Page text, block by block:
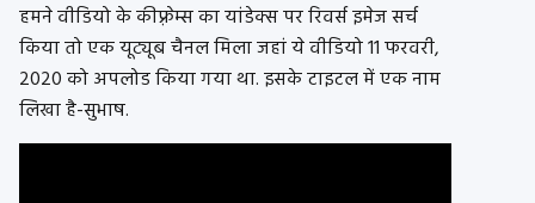
हमने वीडियो के कीफ़्रेम्स का यांडेक्स पर रिवर्स इमेज सर्च
किया तो एक यूट्यूब चैनल मिला जहां ये वीडियो 11 फरवरी,
2020 को अपलोड किया गया था. इसके टाइटल में एक नाम
लिखा है-सुभाष.